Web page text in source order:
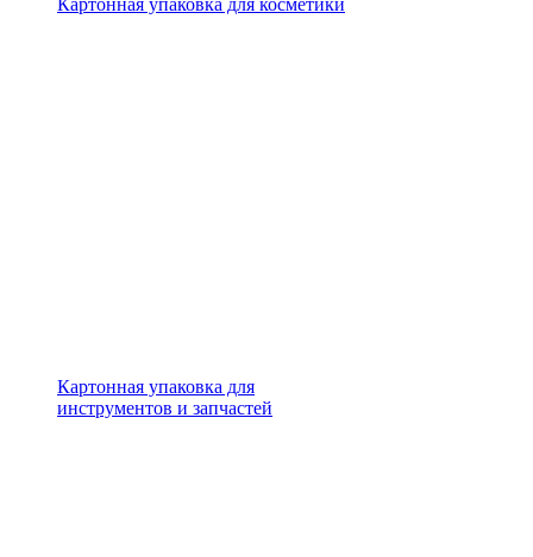
Картонная упаковка для
инструментов и запчастей